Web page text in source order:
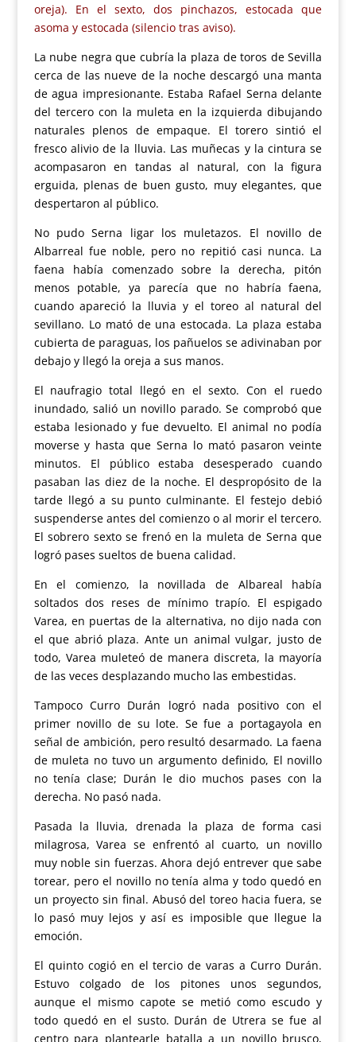
oreja). En el sexto, dos pinchazos, estocada que
asoma y estocada (silencio tras aviso).
La nube negra que cubría la plaza de toros de Sevilla
cerca de las nueve de la noche descargó una manta
de agua impresionante. Estaba Rafael Serna delante
del tercero con la muleta en la izquierda dibujando
naturales plenos de empaque. El torero sintió el
fresco alivio de la lluvia. Las muñecas y la cintura se
acompasaron en tandas al natural, con la figura
erguida, plenas de buen gusto, muy elegantes, que
despertaron al público.
No pudo Serna ligar los muletazos. El novillo de
Albarreal fue noble, pero no repitió casi nunca. La
faena había comenzado sobre la derecha, pitón
menos potable, ya parecía que no habría faena,
cuando apareció la lluvia y el toreo al natural del
sevillano. Lo mató de una estocada. La plaza estaba
cubierta de paraguas, los pañuelos se adivinaban por
debajo y llegó la oreja a sus manos.
El naufragio total llegó en el sexto. Con el ruedo
inundado, salió un novillo parado. Se comprobó que
estaba lesionado y fue devuelto. El animal no podía
moverse y hasta que Serna lo mató pasaron veinte
minutos. El público estaba desesperado cuando
pasaban las diez de la noche. El despropósito de la
tarde llegó a su punto culminante. El festejo debió
suspenderse antes del comienzo o al morir el tercero.
El sobrero sexto se frenó en la muleta de Serna que
logró pases sueltos de buena calidad.
En el comienzo, la novillada de Albareal había
soltados dos reses de mínimo trapío. El espigado
Varea, en puertas de la alternativa, no dijo nada con
el que abrió plaza. Ante un animal vulgar, justo de
todo, Varea muleteó de manera discreta, la mayoría
de las veces desplazando mucho las embestidas.
Tampoco Curro Durán logró nada positivo con el
primer novillo de su lote. Se fue a portagayola en
señal de ambición, pero resultó desarmado. La faena
de muleta no tuvo un argumento definido, El novillo
no tenía clase; Durán le dio muchos pases con la
derecha. No pasó nada.
Pasada la lluvia, drenada la plaza de forma casi
milagrosa, Varea se enfrentó al cuarto, un novillo
muy noble sin fuerzas. Ahora dejó entrever que sabe
torear, pero el novillo no tenía alma y todo quedó en
un proyecto sin final. Abusó del toreo hacia fuera, se
lo pasó muy lejos y así es imposible que llegue la
emoción.
El quinto cogió en el tercio de varas a Curro Durán.
Estuvo colgado de los pitones unos segundos,
aunque el mismo capote se metió como escudo y
todo quedó en el susto. Durán de Utrera se fue al
centro para plantearle batalla a un novillo brusco,